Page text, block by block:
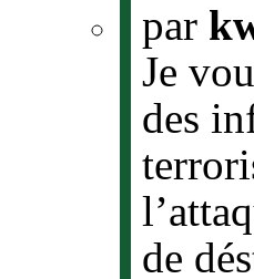
par
Je
des
de